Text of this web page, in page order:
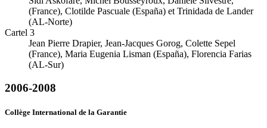
(France), Clotilde Pascuale (España) et Trinidada de Lander
(AL-Norte)
Cartel 3
Jean Pierre Drapier, Jean-Jacques Gorog, Colette Sepel
(France), Maria Eugenia Lisman (España), Florencia Farias
(AL-Sur)
2006-2008
Collège International de la Garantie